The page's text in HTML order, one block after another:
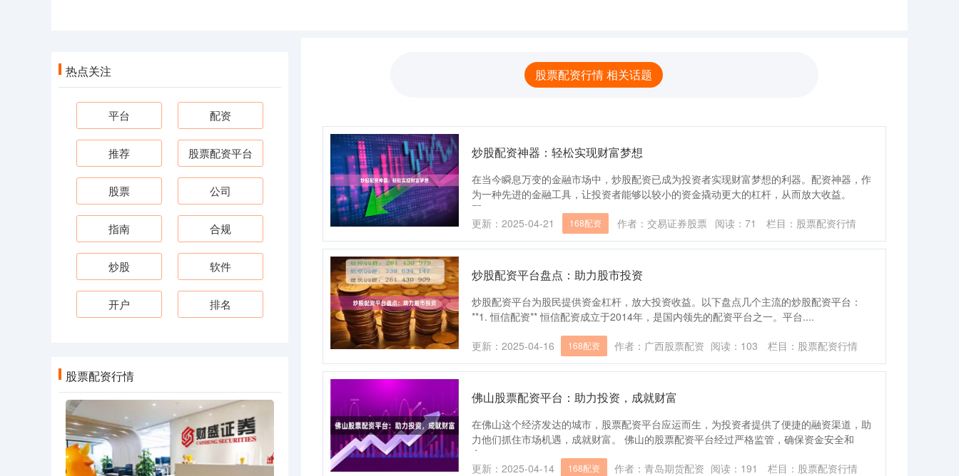
股票配资行情 相关话题
炒股配资神器：轻松实现财富梦想
在当今瞬息万变的金融市场中，炒股配资已成为投资者实现财富梦想的利器。配资神器，作
为一种先进的金融工具，让投资者能够以较小的资金撬动更大的杠杆，从而放大收益。
配....
更新：2025-04-21
168配资 作者：交易证券股票 阅读： 71 栏目： 股票配资行情
炒股配资平台盘点：助力股市投资
炒股配资平台为股民提供资金杠杆，放大投资收益。以下盘点几个主流的炒股配资平台：
**1. 恒信配资** 恒信配资成立于2014年，是国内领先的配资平台之一。平台....
更新：2025-04-16 168配资 作者：广西股票配资 阅读： 103 栏目： 股票配资行情
佛山股票配资平台：助力投资，成就财富
在佛山这个经济发达的城市，股票配资平台应运而生，为投资者提供了便捷的融资渠道，助
力他们抓住市场机遇，成就财富。 佛山的股票配资平台经过严格监管，确保资金安全和
交....
更新：2025-04-14
168配资 作者：青岛期货配资 阅读： 191 栏目： 股票配资行情
热点关注
平台 配资
推荐 股票配资平台
股票 公司
指南 合规
炒股 软件
开户 排名
股票配资行情